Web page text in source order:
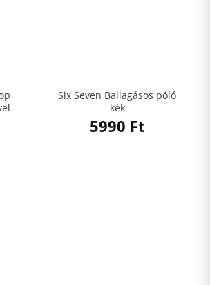
Six Seven Ballagásos póló
kék
5990 Ft